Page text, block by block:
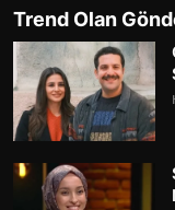
Trend Olan